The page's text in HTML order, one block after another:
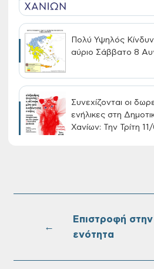
Πολύ Υψηλός
αύριο Σάββατο 8
Συνεχίζονται οι
ενήλικες στη
Χανίων: Την Τρίτη
Τακτική συνεδρίαση
←
Επιστροφή
ενότητα